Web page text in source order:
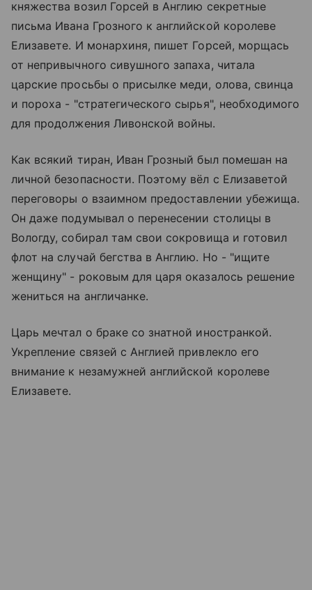
княжества возил Горсей в Англию секретные
письма Ивана Грозного к английской королеве
Елизавете. И монархиня, пишет Горсей, морщась
от непривычного сивушного запаха, читала
царские просьбы о присылке меди, олова, свинца
и пороха - "стратегического сырья", необходимого
для продолжения Ливонской войны.
Как всякий тиран, Иван Грозный был помешан на
личной безопасности. Поэтому вёл с Елизаветой
переговоры о взаимном предоставлении убежища.
Он даже подумывал о перенесении столицы в
Вологду, собирал там свои сокровища и готовил
флот на случай бегства в Англию. Но - "ищите
женщину" - роковым для царя оказалось решение
жениться на англичанке.
Царь мечтал о браке со знатной иностранкой.
Укрепление связей с Англией привлекло его
внимание к незамужней английской королеве
Елизавете.